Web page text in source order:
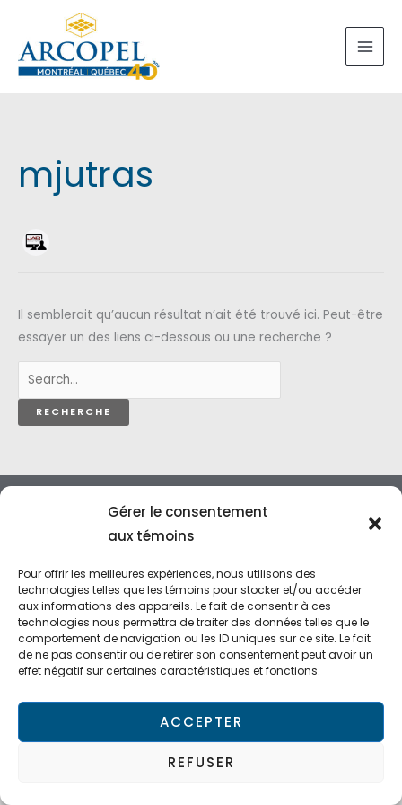
Gérer le consentement
aux témoins
Pour offrir les meilleures expériences, nous utilisons des
technologies telles que les témoins pour stocker et/ou accéder
aux informations des appareils. Le fait de consentir à ces
technologies nous permettra de traiter des données telles que le
comportement de navigation ou les ID uniques sur ce site. Le fait
de ne pas consentir ou de retirer son consentement peut avoir un
effet négatif sur certaines caractéristiques et fonctions.
ACCEPTER
REFUSER
contenu
mjutras
Il semblerait qu’aucun résultat n’ait été trouvé ici. Peut-être
essayer un des liens ci-dessous ou une recherche ?
Search
for:
11201 Mirabeau, Montréal QC H1J 2S2 CANADA
Québec 418 877-7720
info@arcopel.com
Solutions JAB | Hosted by